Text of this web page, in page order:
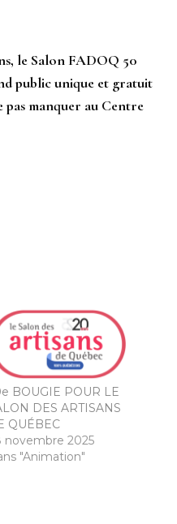
le Salon FADOQ 50
public unique et gratuit
pas manquer au Centre
BOUGIE POUR LE
DES ARTISANS
QUÉBEC
novembre 2025
"Animation"